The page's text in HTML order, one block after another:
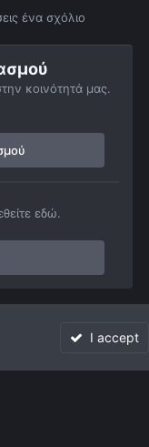
ένα σχόλιο
κοινότητά μας.
εδώ.
I accept